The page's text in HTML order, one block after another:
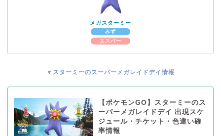
メガスターミー
みず
エスパー
▼スターミーのスーパーメガレイドデイ情報
【ポケモンGO】スターミーのス
ーパーメガレイドデイ 出現スケ
ジュール・チケット・色違い確
率情報